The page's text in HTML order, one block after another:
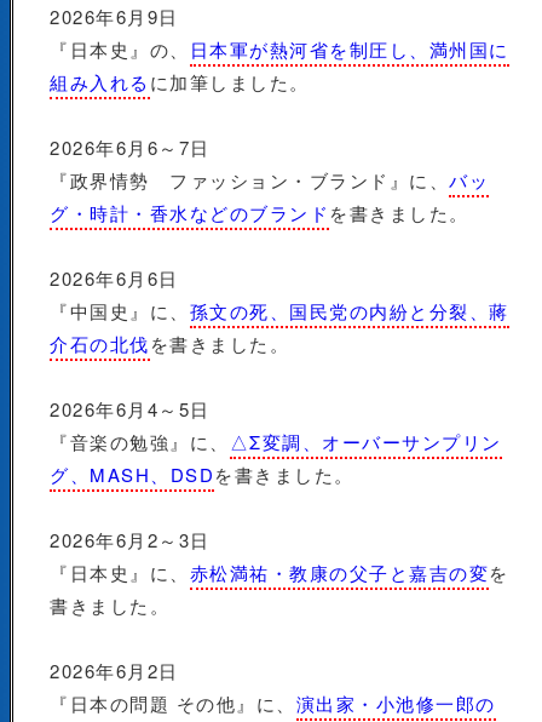
2026年6月9日
『日本史』の、
日本軍が熱河省を制圧し、満州国に
組み入れる に加筆しました。
2026年6月6～7日
『政界情勢 ファッション・ブランド』に、 バッ
グ・時計・香水などのブランド を書きました。
2026年6月6日
『中国史』に、 孫文の死、国民党の内紛と分裂、蔣
介石の北伐を書きました。
2026年6月4～5日
『音楽の勉強』に、
△Σ変調、オーバーサンプリン
グ、MASH、DSDを書きました。
2026年6月2～3日
『日本史』に、 赤松満祐・教康の父子と嘉吉の変を
書きました。
2026年6月2日
『日本の問題 その他』に、 演出家・小池修一郎の